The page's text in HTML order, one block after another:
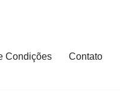
Condições
Contato